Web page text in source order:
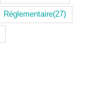
Réglementaire(27)